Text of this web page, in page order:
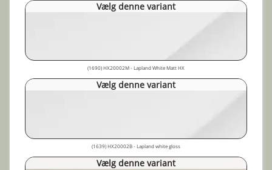
Vælg denne variant
(1690) HX20002M - Lapland White Matt HX
Vælg denne variant
(1639) HX20002B - Lapland white gloss
Vælg denne variant